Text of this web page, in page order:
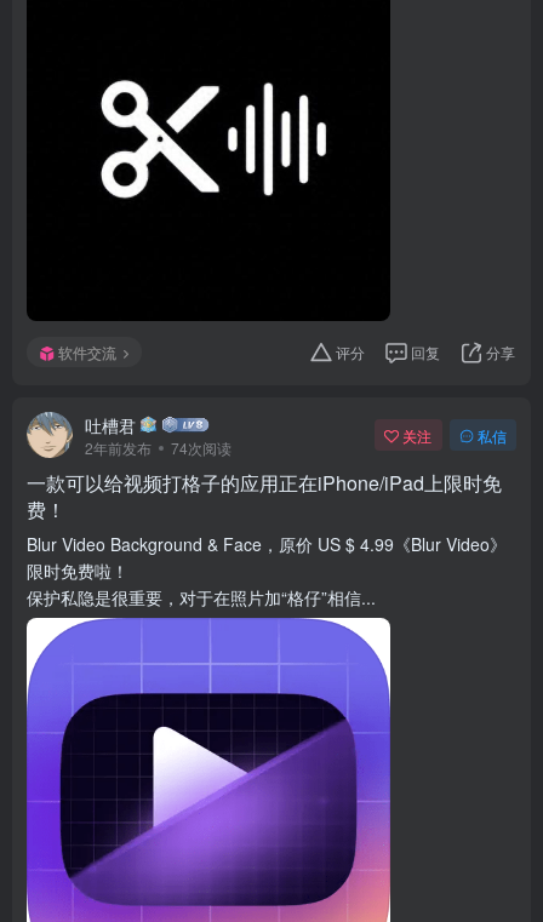
软件交流 评分 回复 分享
吐槽君
2年前发布 74次阅读
关注 私信
一款可以给视频打格子的应用正在iPhone/iPad上限时免
费！
Blur Video Background & Face，原价 US $ 4.99《Blur Video》
限时免费啦！
保护私隐是很重要，对于在照片加“格仔”相信...